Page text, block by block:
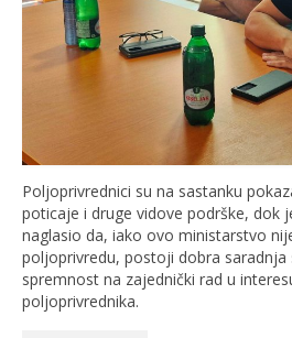
Poljoprivrednici su na sastanku
poticaje i druge vidove podrške, dok
naglasio da, iako ovo ministarstvo
poljoprivredu, postoji dobra saradnja
spremnost na zajednički rad u
poljoprivrednika.